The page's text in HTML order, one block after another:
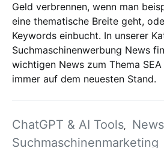
Geld verbrennen, wenn man
eine thematische Breite geht,
Keywords einbucht. In unserer
Suchmaschinenwerbung News
wichtigen News zum Thema
immer auf dem neuesten Stand.
ChatGPT & AI Tools News
Suchmaschinenmarketing